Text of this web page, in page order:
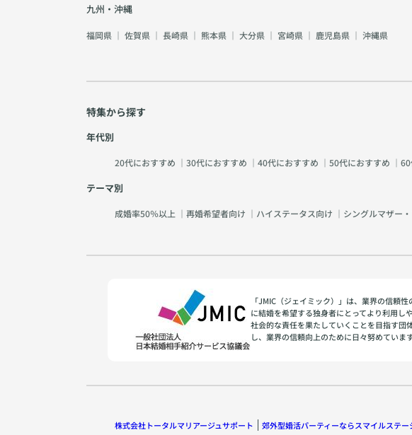
九州・沖縄
福岡県 ｜ 佐賀県 ｜ 長崎県 ｜ 熊本県 ｜ 大分県 ｜ 宮崎県 ｜ 鹿児島県 ｜ 沖縄県
特集から探す
年代別
20代におすすめ ｜ 30代におすすめ ｜ 40代におすすめ ｜ 50代におすすめ ｜
テーマ別
成婚率50％以上 ｜ 再婚希望者向け ｜ ハイステータス向け ｜ シングルマザー
「JMIC（ジェイミック）」は、業界の信頼
に結婚を希望する独身者にとってより利用し
社会的な責任を果たしていくことを目指す団
し、業界の信頼向上のために日々努めています
株式会社トータルマリアージュサポート 郊外型婚活パーティーならスマイルステー